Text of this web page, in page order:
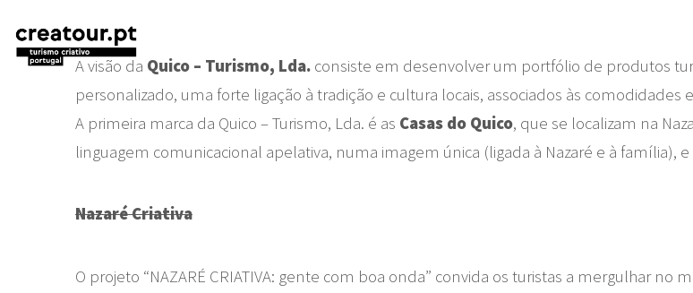
A visão da Quico – Turismo, Lda.consiste em desenvolver um portfólio de produtos
personalizado, uma forte ligação à tradição e cultura locais, associados às
A primeira marca da Quico – Turismo, Lda. é as Casas do Quico, que se localizam na
linguagem comunicacional apelativa, numa imagem única (ligada à Nazaré e à família),
Nazaré Criativa
O projeto “NAZARÉ CRIATIVA: gente com boa onda” convida os turistas a mergulhar